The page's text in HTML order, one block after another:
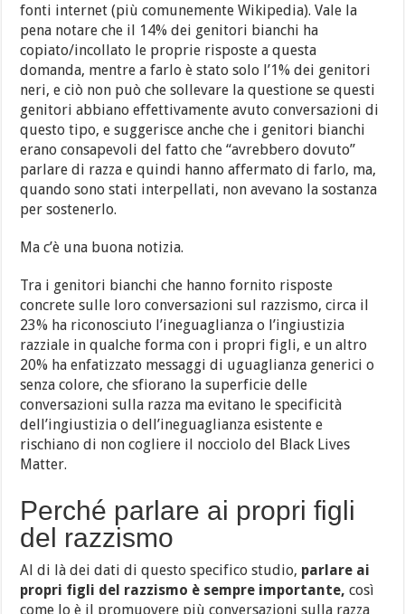
fonti internet (più comunemente Wikipedia). Vale la
pena notare che il 14% dei genitori bianchi ha
copiato/incollato le proprie risposte a questa
domanda, mentre a farlo è stato solo l’1% dei genitori
neri, e ciò non può che sollevare la questione se questi
genitori abbiano effettivamente avuto conversazioni di
questo tipo, e suggerisce anche che i genitori bianchi
erano consapevoli del fatto che “avrebbero dovuto”
parlare di razza e quindi hanno affermato di farlo, ma,
quando sono stati interpellati, non avevano la sostanza
per sostenerlo.
Ma c’è una buona notizia.
Tra i genitori bianchi che hanno fornito risposte
concrete sulle loro conversazioni sul razzismo, circa il
23% ha riconosciuto l’ineguaglianza o l’ingiustizia
razziale in qualche forma con i propri figli, e un altro
20% ha enfatizzato messaggi di uguaglianza generici o
senza colore, che sfiorano la superficie delle
conversazioni sulla razza ma evitano le specificità
dell’ingiustizia o dell’ineguaglianza esistente e
rischiano di non cogliere il nocciolo del Black Lives
Matter.
Perché parlare ai propri figli
del razzismo
Al di là dei dati di questo specifico studio, parlare ai
propri figli del razzismo è sempre importante,così
come lo è il promuovere più conversazioni sulla razza